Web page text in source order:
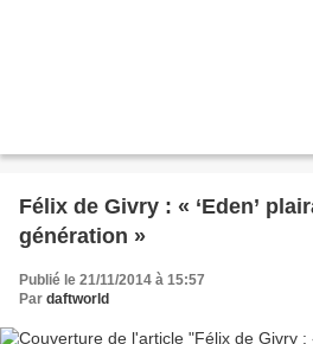
Félix de Givry : « ‘Eden’
génération »
Publié le 21/11/2014 à 15:57
Par daftworld